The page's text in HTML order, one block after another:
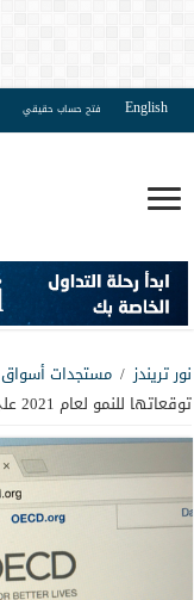
English فتح حساب حقيقي
نور تريندز / مستجدات أسواق
توقعاتها للنمو لعام 2021 على ارتفاع